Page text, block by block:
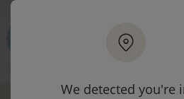
We detected you're
Ga naar hoofdinhoudOp werkdagen besteld,
Let op: vertraging bij PostNL.
Bezoek onze
DE LAATSTE ITEMS UIT VORIGE